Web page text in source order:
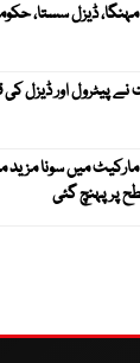
ڈیزل سستا،
پیٹرول اور ڈیزل
پر پہنچ گئی